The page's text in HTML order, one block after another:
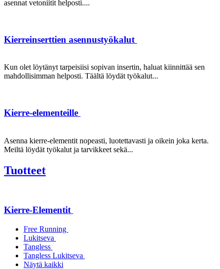
asennat vetoniitit helposti....
Kierreinserttien asennustyökalut
Kun olet löytänyt tarpeisiisi sopivan insertin, haluat kiinnittää sen
mahdollisimman helposti. Täältä löydät työkalut...
Kierre-elementeille
Asenna kierre-elementit nopeasti, luotettavasti ja oikein joka kerta.
Meiltä löydät työkalut ja tarvikkeet sekä...
Tuotteet
Kierre-Elementit
Free Running
Lukitseva
Tangless
Tangless Lukitseva
Näytä kaikki